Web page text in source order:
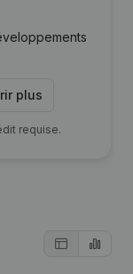
plus
requise.